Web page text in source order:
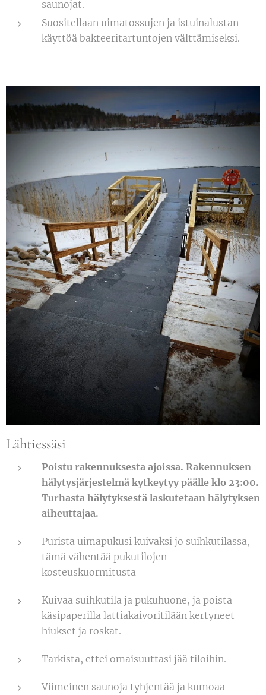
saunojat.
Suositellaan uimatossujen ja istuinalustan
käyttöä bakteeritartuntojen välttämiseksi.
Lähtiessäsi
Poistu rakennuksesta ajoissa. Rakennuksen
hälytysjärjestelmä kytkeytyy päälle klo 23:00.
Turhasta hälytyksestä laskutetaan hälytyksen
aiheuttajaa.
Purista uimapukusi kuivaksi jo suihkutilassa,
tämä vähentää pukutilojen
kosteuskuormitusta
Kuivaa suihkutila ja pukuhuone, ja poista
käsipaperilla lattiakaivoritilään kertyneet
hiukset ja roskat.
Tarkista, ettei omaisuuttasi jää tiloihin.
Viimeinen saunoja tyhjentää ja kumoaa